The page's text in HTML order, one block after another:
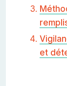
et